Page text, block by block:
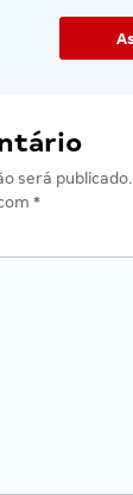
será publicado.
*